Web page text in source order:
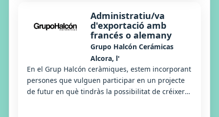
Administratiu/va
d'exportació amb
francés o alemany
Grupo Halcón Cerámicas
Alcora, l'
En el Grup Halcón ceràmiques, estem incorporant
persones que vulguen participar en un projecte
de futur en què tindràs la possibilitat de créixer